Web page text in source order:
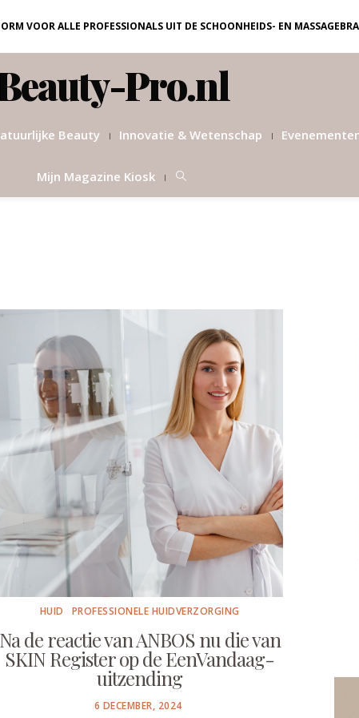
VOOR ALLE PROFESSIONALS UIT DE SCHOONHEIDS- EN
Pro.nl
Beauty Innovatie & Wetenschap
Mijn Magazine Kiosk
HUID PROFESSIONELE HUIDVERZORGING
Na de reactie van ANBOS nu die van
SKIN Register op de EenVandaag-
uitzending
POSTED
6 DECEMBER, 2024